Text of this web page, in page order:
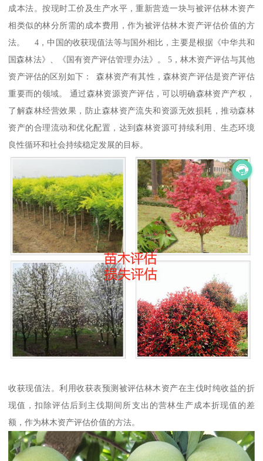
成本法。按现时工价及生产水平，重新营造一块与被评估林木资产
相类似的林分所需的成本费用，作为被评估林木资产评估价值的方
法。 4，中国的收获现值法等与国外相比，主要是根据《中华共和
国森林法》、《国有资产评估管理办法》。 5，林木资产评估与其他
资产评估的区别如下： 森林资产有其性，森林资产评估是资产评估
重要而的领域。 通过森林资源资产评估，可以明确森林资产产权，
了解森林经营效果，防止森林资产流失和资源无效损耗，推动森林
资产的合理流动和优化配置，达到森林资源可持续利用、生态环境
良性循环和社会持续稳定发展的目标。
收获现值法。利用收获表预测被评估林木资产在主伐时纯收益的折
现值，扣除评估后到主伐期间所支出的营林生产成本折现值的差
额，作为林木资产评估价值的方法。